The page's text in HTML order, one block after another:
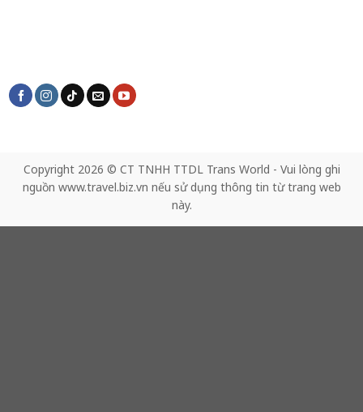
Copyright 2026 © CT TNHH TTDL Trans World - Vui lòng ghi
nguồn www.travel.biz.vn nếu sử dụng thông tin từ trang web
này.